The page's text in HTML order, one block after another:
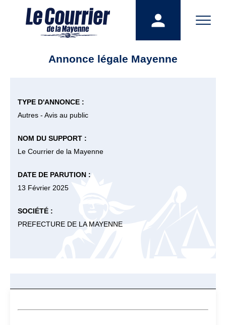
Annonce légale Mayenne
TYPE D'ANNONCE :
Autres - Avis au public
NOM DU SUPPORT :
Le Courrier de la Mayenne
DATE DE PARUTION :
13 Février 2025
SOCIÉTÉ :
PREFECTURE DE LA MAYENNE